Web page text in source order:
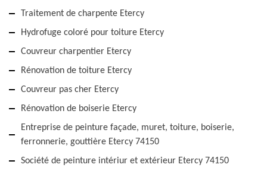
Traitement de charpente Etercy
Hydrofuge coloré pour toiture Etercy
Couvreur charpentier Etercy
Rénovation de toiture Etercy
Couvreur pas cher Etercy
Rénovation de boiserie Etercy
Entreprise de peinture façade, muret, toiture, boiserie,
ferronnerie, gouttière Etercy 74150
Société de peinture intériur et extérieur Etercy 74150